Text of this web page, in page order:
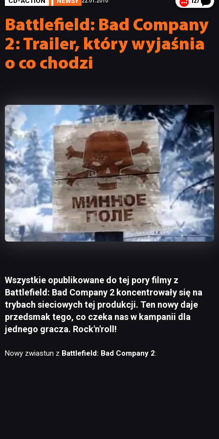
Battlefield: Bad Company
2: Trailer, który wyjaśnia
o co chodzi
Wszystkie opublikowane do tej pory filmy z
Battlefield: Bad Company 2 koncentrowały się na
trybach sieciowych tej produkcji. Ten nowy daje
przedsmak tego, co czeka nas w kampanii dla
jednego gracza. Rock'n'roll!
Nowy zwiastun z Battlefield: Bad Company 2: